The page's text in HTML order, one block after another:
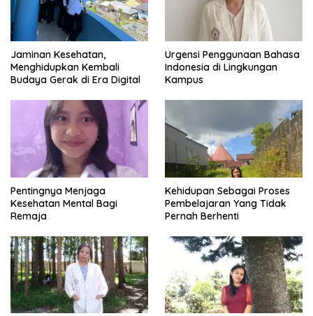
Jaminan Kesehatan,
Menghidupkan Kembali
Budaya Gerak di Era Digital
Urgensi Penggunaan Bahasa
Indonesia di Lingkungan
Kampus
Pentingnya Menjaga
Kesehatan Mental Bagi
Remaja
Kehidupan Sebagai Proses
Pembelajaran Yang Tidak
Pernah Berhenti